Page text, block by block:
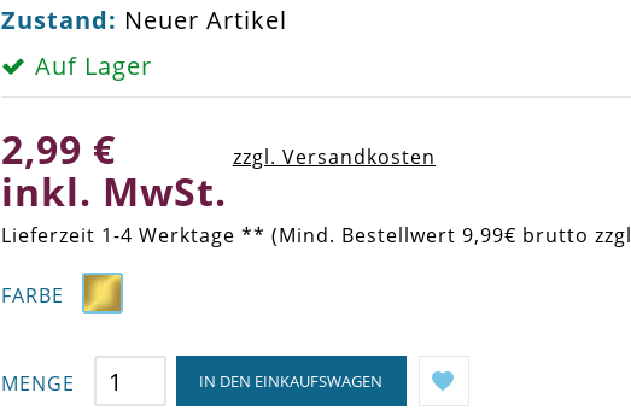
Zustand: Neuer Artikel
Auf Lager
2,99 €
inkl. MwSt.
zzgl. Versandkosten
Lieferzeit 1-4 Werktage ** (Mind. Bestellwert 9,99€ brutto
FARBE
MENGE IN DEN EINKAUFSWAGEN